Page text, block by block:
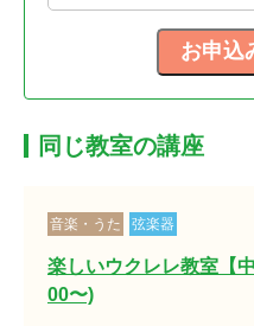
同じ教室の講座
音楽・うた 弦楽器
楽しいウクレレ教室【
00〜)